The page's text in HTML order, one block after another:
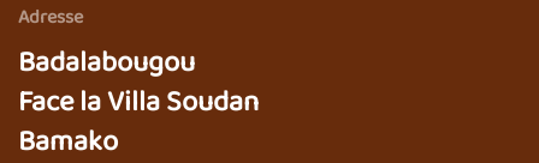
Adresse
Badalabougou
Face la Villa Soudan
Bamako